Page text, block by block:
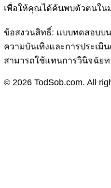
เพื่อให้คุณได้ค้นพบตัวตนใน
ข้อสงวนสิทธิ์: แบบทดสอบบ
ความบันเทิงและการประเมิ
สามารถใช้แทนการวินิจฉัย
© 2026 TodSob.com. All